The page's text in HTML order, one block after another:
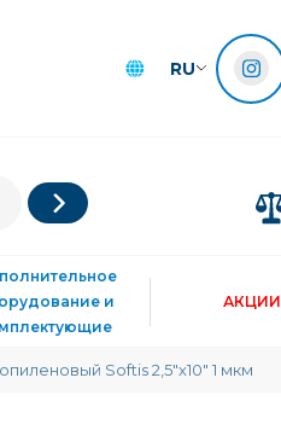
RU
и
АКЦИИ
Softis 2,5"х10" 1 мкм